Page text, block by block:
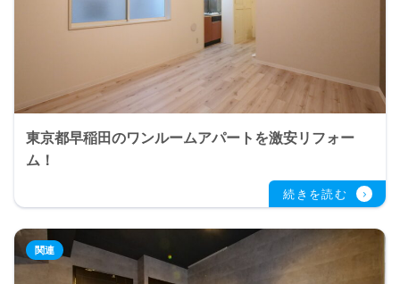
東京都早稲田のワンルームアパートを激安リフォー
ム！